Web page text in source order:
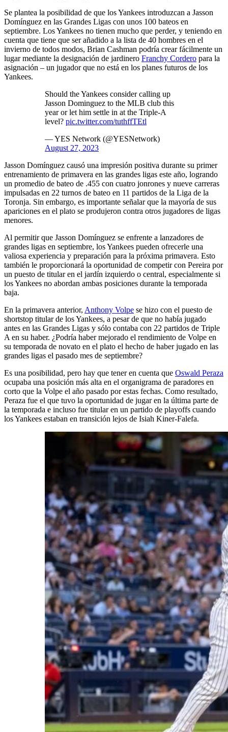
Se plantea la posibilidad de que los Yankees introduzcan a Jasson
Domínguez en las Grandes Ligas con unos 100 bateos en
septiembre. Los Yankees no tienen mucho que perder, y teniendo en
cuenta que tiene que ser añadido a la lista de 40 hombres en el
invierno de todos modos, Brian Cashman podría crear fácilmente un
lugar mediante la designación de jardinero Franchy Cordero para la
asignación – un jugador que no está en los planes futuros de los
Yankees.
Should the Yankees consider calling up
Jasson Dominguez to the MLB club this
year or let him settle in at the Triple-A
level? pic.twitter.com/tuthffTEtl
— YES Network (@YESNetwork)
August 27, 2023
Jasson Domínguez causó una impresión positiva durante su primer
entrenamiento de primavera en las grandes ligas este año, logrando
un promedio de bateo de .455 con cuatro jonrones y nueve carreras
impulsadas en 22 turnos de bateo en 11 partidos de la Liga de la
Toronja. Sin embargo, es importante señalar que la mayoría de sus
apariciones en el plato se produjeron contra otros jugadores de ligas
menores.
Al permitir que Jasson Domínguez se enfrente a lanzadores de
grandes ligas en septiembre, los Yankees pueden ofrecerle una
valiosa experiencia y preparación para la próxima primavera. Esto
también le proporcionará la oportunidad de competir con Pereira por
un puesto de titular en el jardín izquierdo o central, especialmente si
los Yankees no abordan ambas posiciones durante la temporada
baja.
En la primavera anterior, Anthony Volpe se hizo con el puesto de
shortstop titular de los Yankees, a pesar de que no había jugado
antes en las Grandes Ligas y sólo contaba con 22 partidos de Triple
A en su haber. ¿Podría haber mejorado el rendimiento de Volpe en
su temporada de novato en el plato el hecho de haber jugado en las
grandes ligas el pasado mes de septiembre?
Es una posibilidad, pero hay que tener en cuenta que Oswald Peraza
ocupaba una posición más alta en el organigrama de paradores en
corto que la Volpe el año pasado por estas fechas. Como resultado,
Peraza fue el que tuvo la oportunidad de jugar en la última parte de
la temporada e incluso fue titular en un partido de playoffs cuando
los Yankees estaban en transición lejos de Isiah Kiner-Falefa.